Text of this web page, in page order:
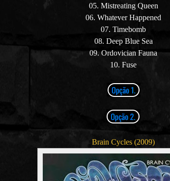
05. Mistreating Queen
06. Whatever Happened
07. Timebomb
08. Deep Blue Sea
09. Ordovician Fauna
10. Fuse
Brain Cycles (2009)